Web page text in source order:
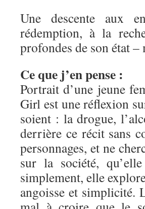
Une descente aux
rédemption, à la
profondes de son état
Ce que j’en pense :
Portrait d’une jeune
Girl est une réflexion
soient : la drogue,
derrière ce récit sans
personnages, et ne
sur la société,
simplement, elle
angoisse et simplicité.